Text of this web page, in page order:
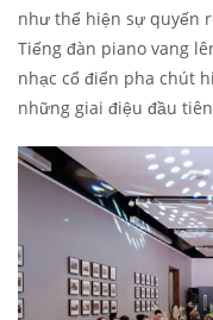
như thể hiện sự quyến
Tiếng đàn piano vang
nhạc cổ điển pha chút
những giai điệu đầu